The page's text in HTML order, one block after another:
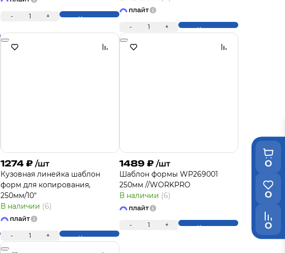
0
0
0
- 1 + Купить
- 1 + Купить
1274 ₽ /шт
Кузовная линейка шаблон
форм для копирования,
250мм/10"
В наличии (6)
- 1 + Купить
1489 ₽ /шт
Шаблон формы WP269001
250мм //WORKPRO
В наличии (6)
- 1 + Купить